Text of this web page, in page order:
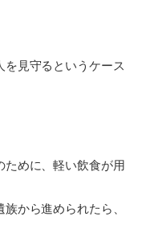
見守るというケース
めに、軽い飲食が用
から進められたら、